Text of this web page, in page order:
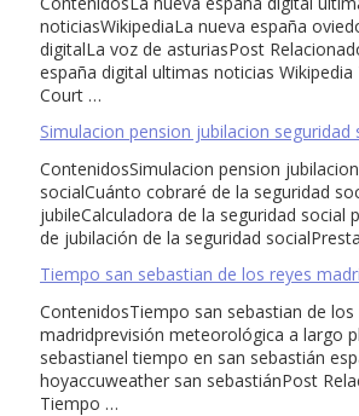
noticiasWikipediaLa nueva españa
digitalLa voz de asturiasPost
españa digital ultimas noticias Wikipedia
Court …
Simulacion pension jubilacion seguridad
ContenidosSimulacion pension
socialCuánto cobraré de la seguridad
jubileCalculadora de la seguridad social
de jubilación de la seguridad
Tiempo san sebastian de los reyes
ContenidosTiempo san sebastian de los
madridprevisión meteorológica a largo
sebastianel tiempo en san sebastián
hoyaccuweather san sebastiánPost
Tiempo …